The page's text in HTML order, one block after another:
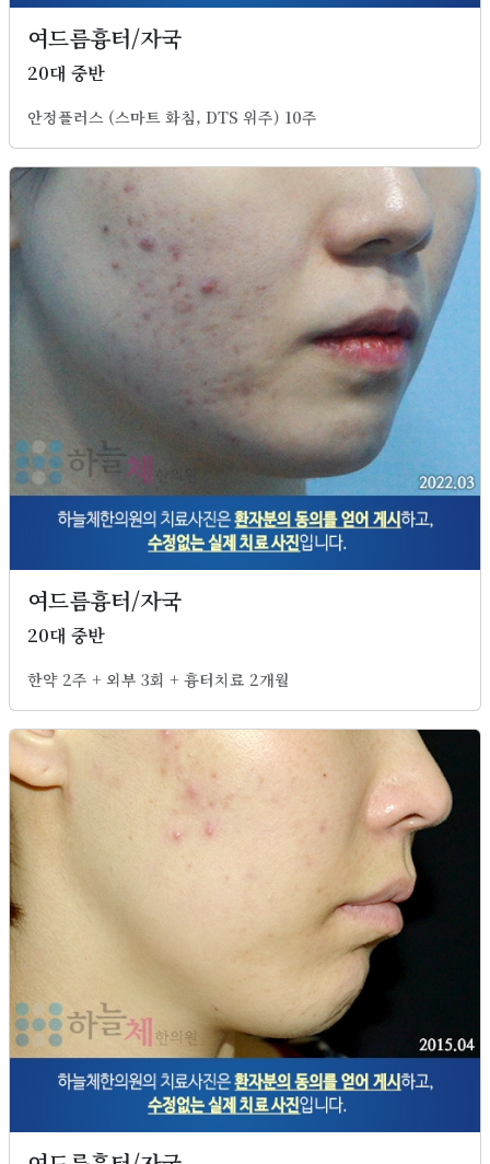
여드름흉터/자국
20대 중반
안정플러스 (스마트 화침, DTS 위주) 10주
여드름흉터/자국
20대 중반
한약 2주 + 외부 3회 + 흉터치료 2개월